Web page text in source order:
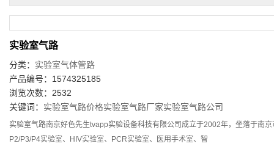
实验室气路
分类： 实验室气体管路
产品编号：1574325185
浏览次数：2532
关键词： 实验室气路价格实验室气路厂家实验室气路公司
实验室气路南京好色先生tvapp实验设备科技有限公司成立于2002年，坐落于南
P2/P3/P4实验室、HIV实验室、PCR实验室、医用手术室、智